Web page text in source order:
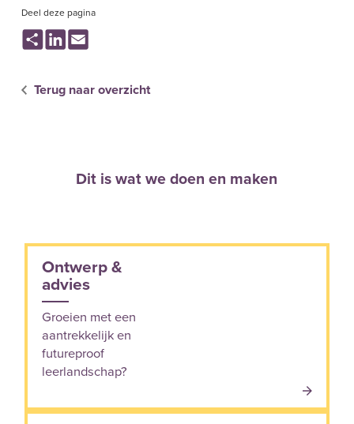
Deel deze pagina
ShareLinkedInEmail
Terug naar overzicht
Dit is wat we doen en maken
Ontwerp &
advies
Groeien met een
aantrekkelijk en
futureproof
leerlandschap?